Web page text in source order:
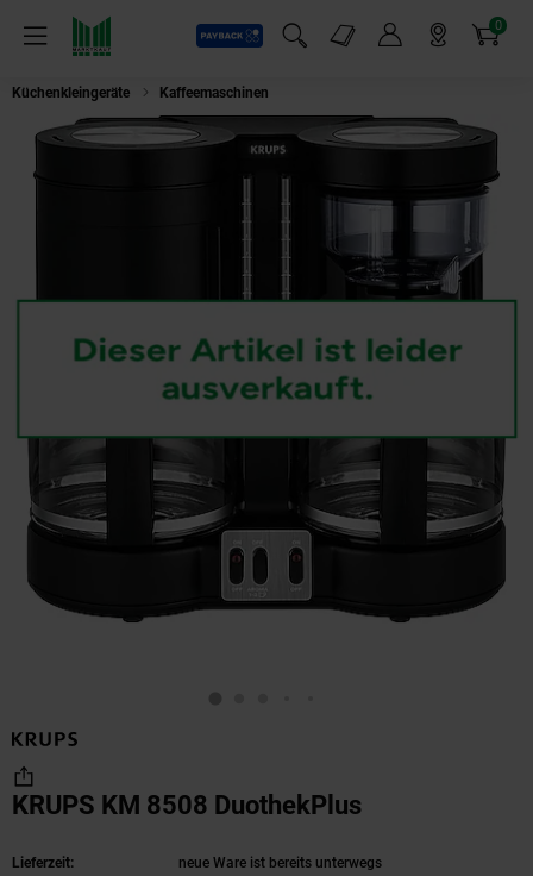
Menü
Payback
Suchfeld einblenden
Markt-Angebote 0
Artikel
Küchenkleingeräte Kaffeemaschinen
KRUPS KM 8508 DuothekPlus
Lieferzeit: neue Ware ist bereits unterwegs